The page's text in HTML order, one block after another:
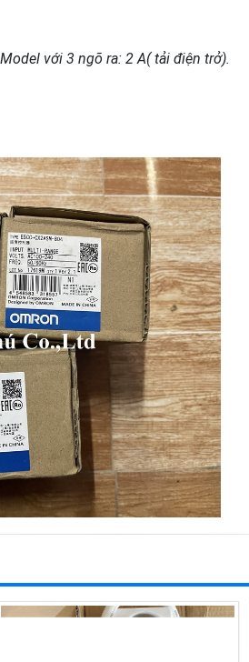
với 3 ngõ ra: 2 A( tải điện trở).